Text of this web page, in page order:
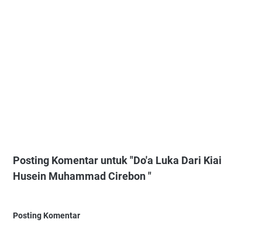
Posting Komentar untuk "Do'a Luka Dari Kiai
Husein Muhammad Cirebon "
Posting Komentar